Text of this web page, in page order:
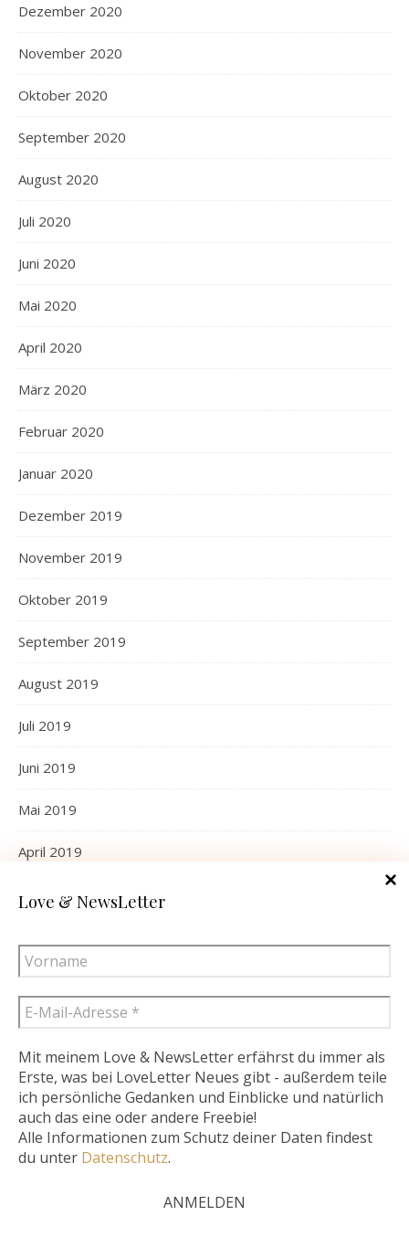
Love & NewsLetter
Mit meinem Love & NewsLetter erfährst du immer als
Erste, was bei LoveLetter Neues gibt - außerdem teile
ich persönliche Gedanken und Einblicke und natürlich
auch das eine oder andere Freebie!
Alle Informationen zum Schutz deiner Daten findest
du unter Datenschutz.
Dezember 2020
November 2020
Oktober 2020
September 2020
August 2020
Juli 2020
Juni 2020
Mai 2020
April 2020
März 2020
Februar 2020
Januar 2020
Dezember 2019
November 2019
Oktober 2019
September 2019
August 2019
Juli 2019
Juni 2019
Mai 2019
April 2019
März 2019
Januar 2019
STATISTIK
Last 30 Days Views:28.896
Diese Website verwendet Cookies – nähere Informationen dazu
und zu Ihren Rechten als Benutzer finden Sie in meiner
Datenschutzerklärung. Klicken Sie auf „Ich stimme zu“, um
Ich stimme zu.